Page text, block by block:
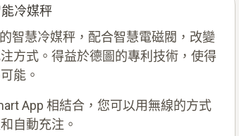
冷媒秤
智慧冷媒秤，配合智慧電磁閥，改變
方式。得益於德圖的專利技術，使得
能。
App 相結合，您可以用無線的方式
自動充注。